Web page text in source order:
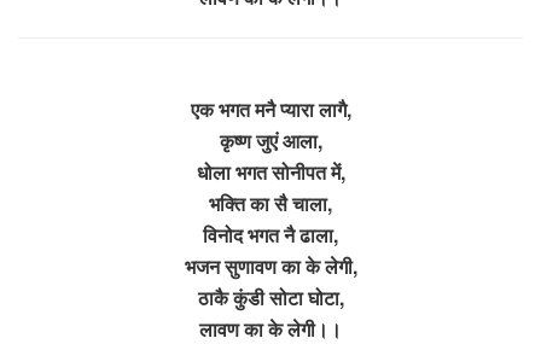
एक भगत मनै प्यारा लागै,
कृष्ण जुएं आला,
धोला भगत सोनीपत में,
भक्ति का सै चाला,
विनोद भगत नै ढाला,
भजन सुणावण का के लेगी,
ठाकै कुंडी सोटा घोटा,
लावण का के लेगी।।